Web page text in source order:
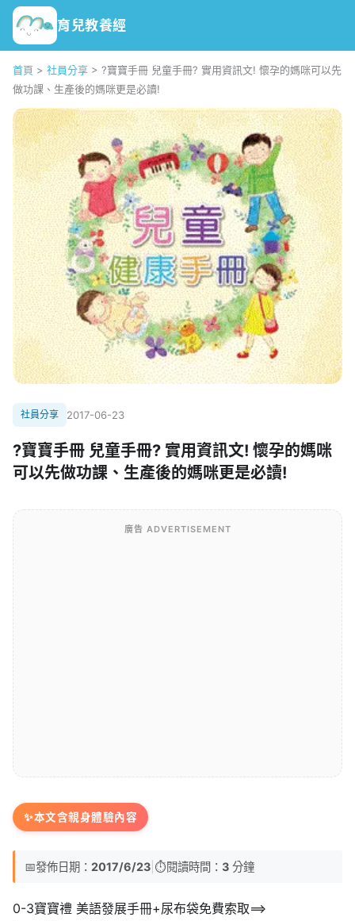
育兒教養經
首頁 > 社員分享 > ?寶寶手冊 兒童手冊? 實用資訊文! 懷孕的媽咪可以先
做功課、生產後的媽咪更是必讀!
社員分享 2017-06-23
?寶寶手冊 兒童手冊? 實用資訊文! 懷孕的媽咪
可以先做功課、生產後的媽咪更是必讀!
廣告 ADVERTISEMENT
✨本文含親身體驗內容
📅發佈日期： 2017/6/23 ⏱️閱讀時間： 3 分鐘
0-3寶寶禮 美語發展手冊+尿布袋免費索取==>